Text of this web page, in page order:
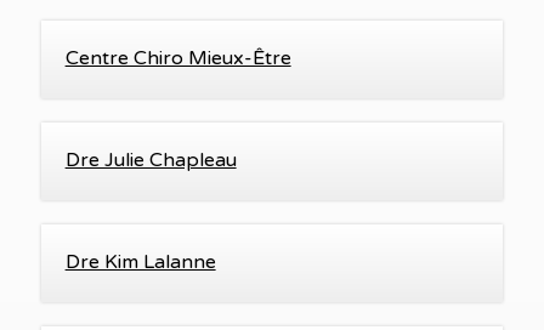
Centre Chiro Mieux-Être
Dre Julie Chapleau
Dre Kim Lalanne